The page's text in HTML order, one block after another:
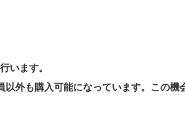
います。
以外も購入可能になっています。この機